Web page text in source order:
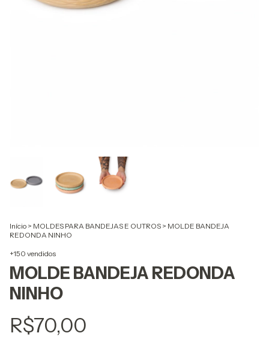
Início > MOLDES PARA BANDEJAS E OUTROS > MOLDE BANDEJA
REDONDA NINHO
+150 vendidos
MOLDE BANDEJA REDONDA
NINHO
R$70,00